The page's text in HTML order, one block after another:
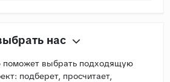
нас
поможет выбрать подходящую
подберет, просчитает,